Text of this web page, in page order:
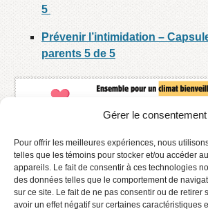
Gérer le consentement
Pour offrir les meilleures expériences, nous
telles que les témoins pour stocker et/ou accéder
appareils. Le fait de consentir à ces technologies
des données telles que le comportement de
sur ce site. Le fait de ne pas consentir ou de retirer
avoir un effet négatif sur certaines caractéristiques
5
Prévenir l’intimidation –
parents 5 de 5